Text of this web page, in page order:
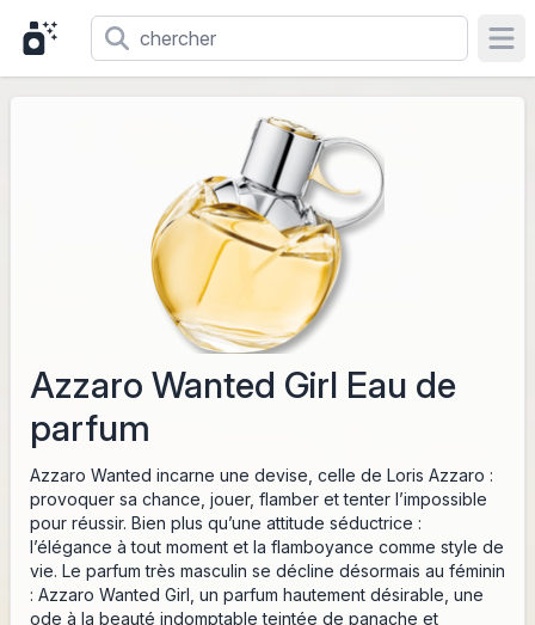
Azzaro Wanted Girl Eau de
parfum
Azzaro Wanted incarne une devise, celle de Loris Azzaro :
provoquer sa chance, jouer, flamber et tenter l’impossible
pour réussir. Bien plus qu’une attitude séductrice :
l’élégance à tout moment et la flamboyance comme style de
vie. Le parfum très masculin se décline désormais au féminin
: Azzaro Wanted Girl, un parfum hautement désirable, une
ode à la beauté indomptable teintée de panache et